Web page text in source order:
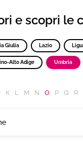
e scopri le
Giulia Lazio
Alto Adige Umbria
K L M N O P Q R